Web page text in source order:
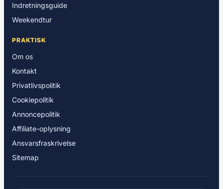
Indretningsguide
Weekendtur
PRAKTISK
Om os
Kontakt
Privatlivspolitik
Cookiepolitik
Annoncepolitik
Affiliate-oplysning
Ansvarsfraskrivelse
Sitemap